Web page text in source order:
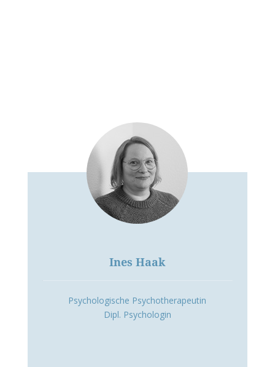
Ines Haak
Psychologische Psychotherapeutin
Dipl. Psychologin